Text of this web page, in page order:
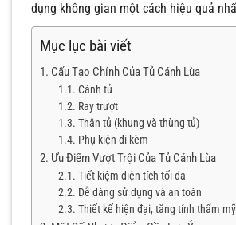
dụng không gian một cách hiệu quả
Mục lục bài viết
Cấu Tạo Chính Của Tủ Cánh Lùa
Cánh tủ
Ray trượt
Thân tủ (khung và thùng tủ)
Phụ kiện đi kèm
Ưu Điểm Vượt Trội Của Tủ Cánh Lùa
Tiết kiệm diện tích tối đa
Dễ dàng sử dụng và an toàn
Thiết kế hiện đại, tăng tính thẩm mỹ